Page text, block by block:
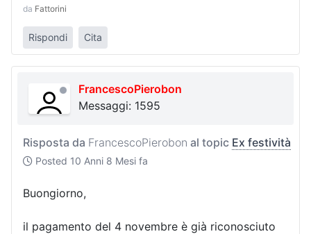
da Fattorini
Rispondi Cita
FrancescoPierobon
Messaggi: 1595
Risposta da FrancescoPierobon al topic Ex festività
Posted 10 Anni 8 Mesi fa
Buongiorno,
il pagamento del 4 novembre è già riconosciuto